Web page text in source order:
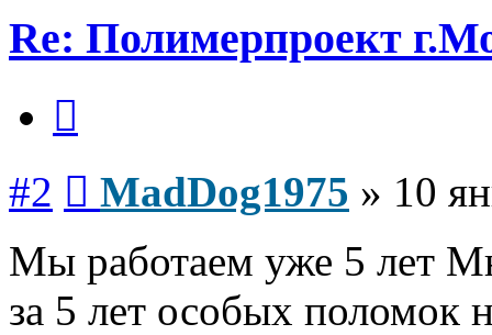
Re: Полимерпроект
#2 MadDog1975 » 10
Мы работаем уже 5 лет
за 5 лет особых поломок